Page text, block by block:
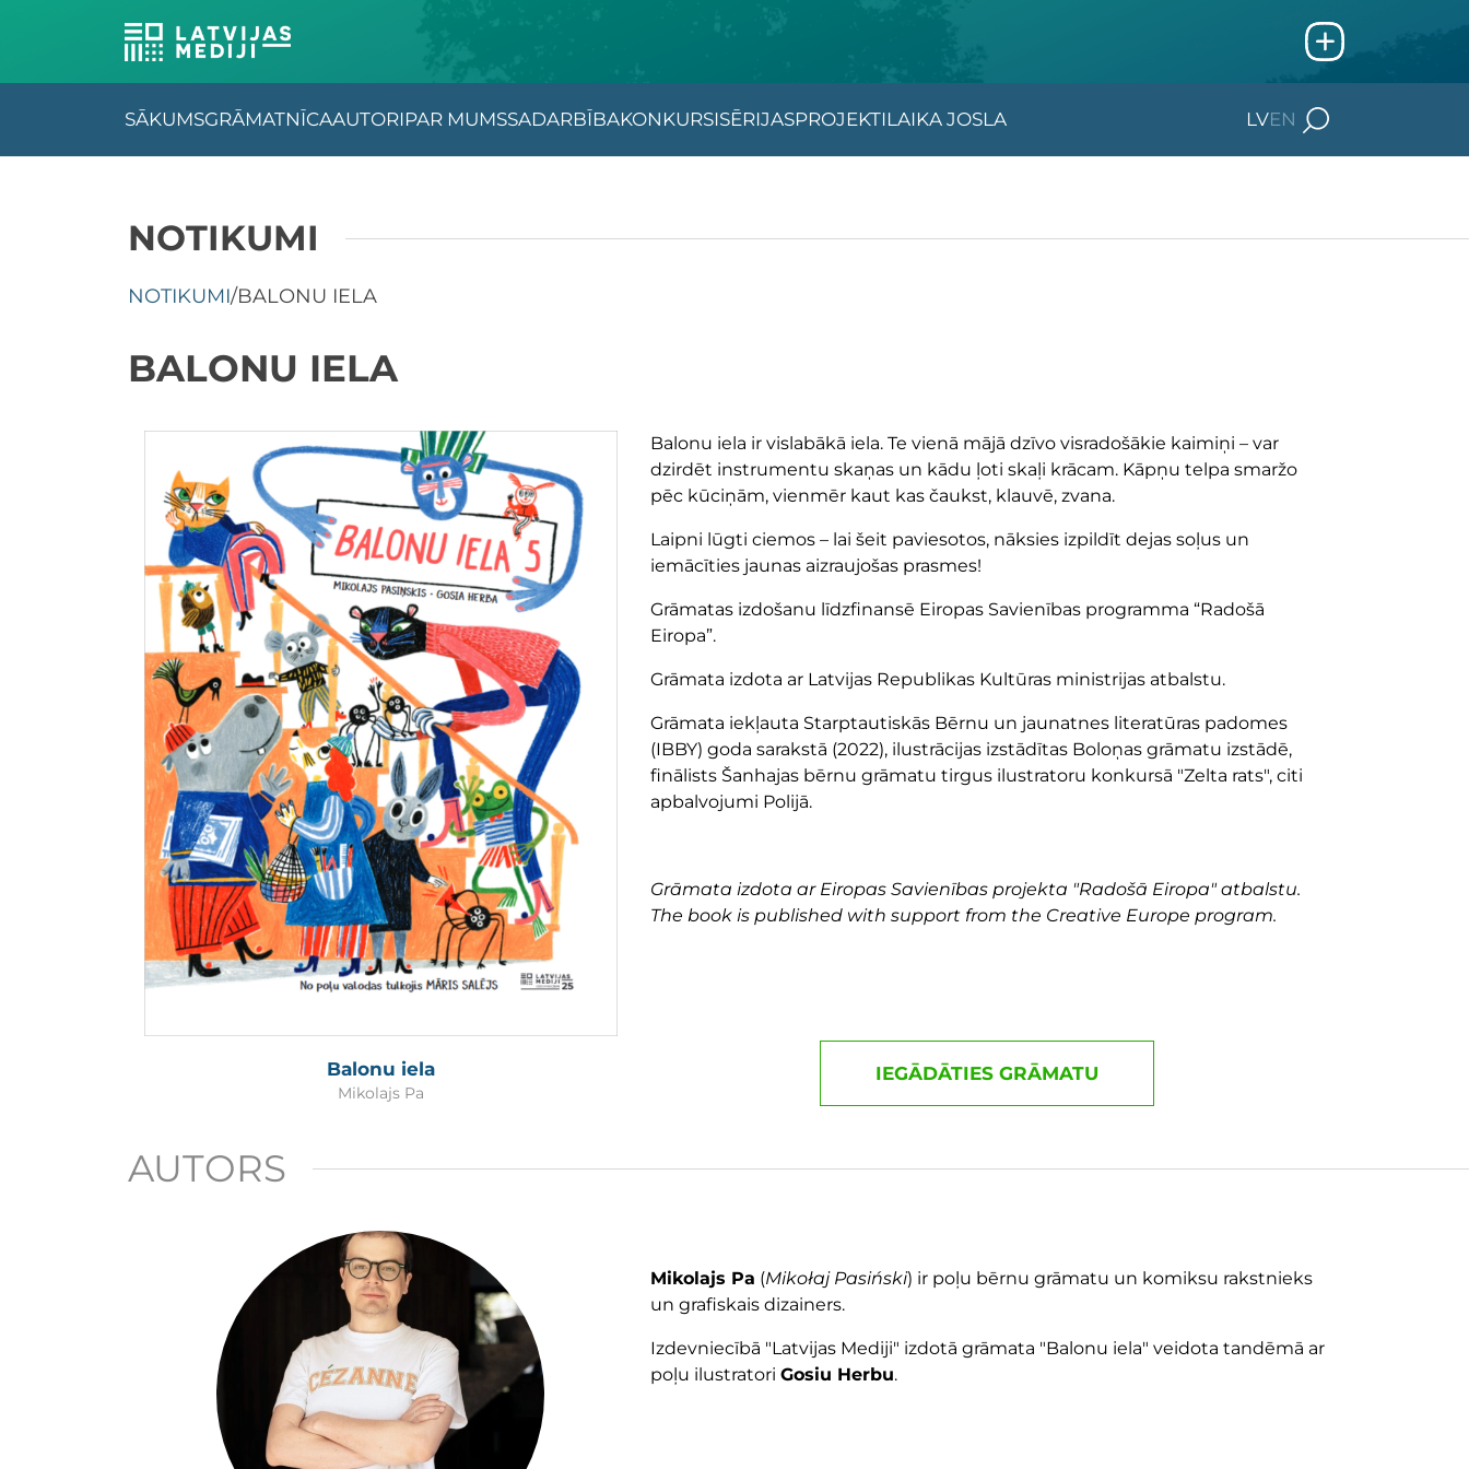
SĀKUMSGRĀMATNĪCAAUTORIPAR MUMSSADARBĪBAKONKURSISĒRIJASPROJEKTILAIKA JOSLA LVEN
NOTIKUMI
NOTIKUMI/BALONU IELA
BALONU IELA
Balonu iela
Mikolajs Pa
Balonu iela ir vislabākā iela. Te vienā mājā dzīvo visradošākie kaimiņi – var
dzirdēt instrumentu skaņas un kādu ļoti skaļi krācam. Kāpņu telpa smaržo
pēc kūciņām, vienmēr kaut kas čaukst, klauvē, zvana.
Laipni lūgti ciemos – lai šeit paviesotos, nāksies izpildīt dejas soļus un
iemācīties jaunas aizraujošas prasmes!
Grāmatas izdošanu līdzfinansē Eiropas Savienības programma “Radošā
Eiropa”.
Grāmata izdota ar Latvijas Republikas Kultūras ministrijas atbalstu.
Grāmata iekļauta Starptautiskās Bērnu un jaunatnes literatūras padomes
(IBBY) goda sarakstā (2022), ilustrācijas izstādītas Boloņas grāmatu izstādē,
finālists Šanhajas bērnu grāmatu tirgus ilustratoru konkursā "Zelta rats", citi
apbalvojumi Polijā.
Grāmata izdota ar Eiropas Savienības projekta "Radošā Eiropa" atbalstu.
The book is published with support from the Creative Europe program.
IEGĀDĀTIES GRĀMATU
AUTORS
Mikolajs Pa (Mikołaj Pasiński) ir poļu bērnu grāmatu un komiksu rakstnieks
un grafiskais dizainers.
Izdevniecībā "Latvijas Mediji" izdotā grāmata "Balonu iela" veidota tandēmā ar
poļu ilustratori Gosiu Herbu.